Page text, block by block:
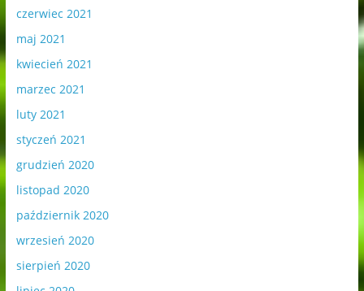
czerwiec 2021
maj 2021
kwiecień 2021
marzec 2021
luty 2021
styczeń 2021
grudzień 2020
listopad 2020
październik 2020
wrzesień 2020
sierpień 2020